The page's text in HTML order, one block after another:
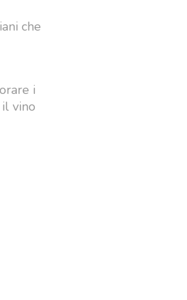
che
i
vino